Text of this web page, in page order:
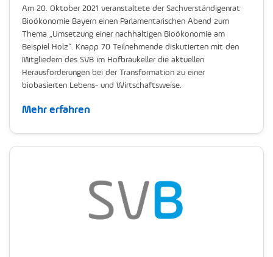
Am 20. Oktober 2021 veranstaltete der Sachverständigenrat
Bioökonomie Bayern einen Parlamentarischen Abend zum
Thema „Umsetzung einer nachhaltigen Bioökonomie am
Beispiel Holz“. Knapp 70 Teilnehmende diskutierten mit den
Mitgliedern des SVB im Hofbräukeller die aktuellen
Herausforderungen bei der Transformation zu einer
biobasierten Lebens- und Wirtschaftsweise.
Mehr erfahren